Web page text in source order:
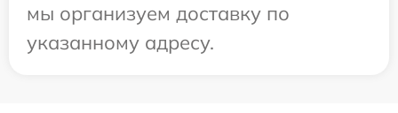
мы организуем доставку по
указанному адресу.